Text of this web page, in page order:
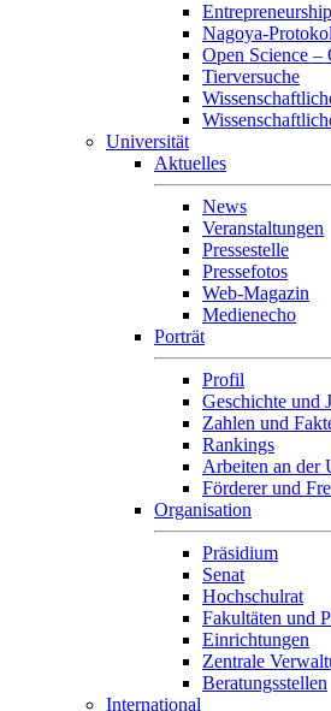
Nagoya-
Open Science –
Tierversuche
Universität
Aktuelles
News
Veranstaltungen
Pressestelle
Pressefotos
Web-Magazin
Medienecho
Porträt
Profil
Geschichte und
Zahlen und
Rankings
Arbeiten an der
Förderer und
Organisation
Präsidium
Senat
Hochschulrat
Fakultäten und
Einrichtungen
Zentrale
Beratungsstellen
International